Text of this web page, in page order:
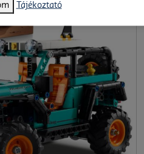
Tájékoztató